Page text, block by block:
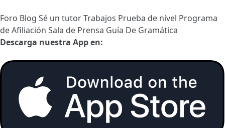
Foro Blog Sé un tutorTrabajos Prueba de nivel Programa
de Afiliación Sala de Prensa Guía De Gramática
Descarga nuestra App en: